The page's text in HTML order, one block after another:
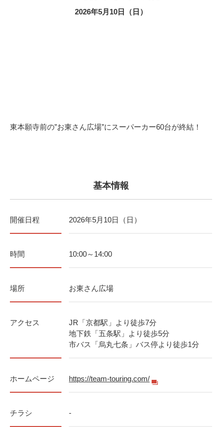
2026年5月10日（日）
東本願寺前の”お東さん広場”にスーパーカー60台が終結！
基本情報
開催日程 2026年5月10日（日）
時間 10:00～14:00
場所 お東さん広場
アクセス
JR「京都駅」より徒歩7分
地下鉄「五条駅」より徒歩5分
市バス「烏丸七条」バス停より徒歩1分
ホームページ https://team-touring.com/
チラシ -